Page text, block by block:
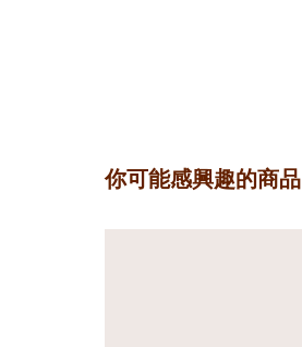
你可能感興趣的商品